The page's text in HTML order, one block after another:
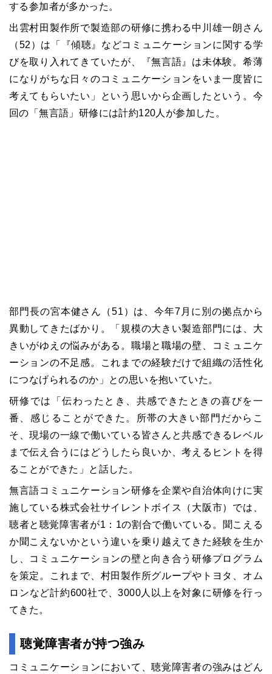
する参加者が多かった。
出雲村田製作所で製造部の研修に携わる中川雄一朗さん
（52）は「『傾聴』などコミュニケーションに関する学
びを取り入れてきていたが、『無言語』は未体験。希薄
になりがちな日々のコミュニケーションをいま一度皆に
考えてもらいたい」という思いから企画したという。今
回の「無言語」研修には計約120人が参加した。
部門長の宮本健さん（51）は、今年7月に別の拠点から
異動してきたばかり。「規模の大きい製造部門には、大
きいがゆえの悩みがある。職場と職場の壁、コミュニケ
ーションの不足感。これまでの経験だけで組織の活性化
につなげられるのか」との思いを抱いていた。
研修では「伝わったとき、共感できたときの喜びを一
番、感じることができた。所帯の大きい部門だからこ
そ、現場の一線で働いている皆さんと共感できるレベル
まで伝え合うにはどうしたら良いか、考えるヒントを得
ることができた」と話した。
無言語コミュニケーション研修を企業や自治体向けに実
施している株式会社サイレントボイス（大阪市）では、
聴者と聴覚障害者が1：1の割合で働いている。聞こえる
か聞こえないかという違いを乗り越えてきた経験を生か
し、コミュニケーションの壁と向き合う研修プログラム
を策定。これまで、村田製作所グループやトヨタ、オム
ロンなど計約600社で、3000人以上を対象に研修を行っ
てきた。
聴覚障害者が持つ強み
コミュニケーションにおいて、聴覚障害者の強みはどん